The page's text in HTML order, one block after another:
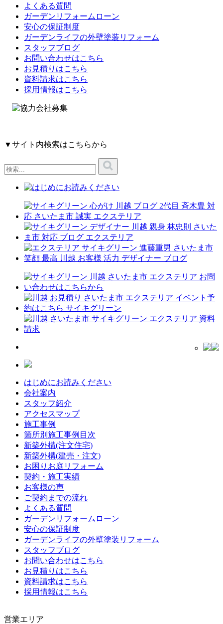
よくある質問
ガーデンリフォームローン
安心の保証制度
ガーデンライフの外壁塗装リフォーム
スタッフブログ
お問い合わせはこちら
お見積りはこちら
資料請求はこちら
採用情報はこちら
▼サイト内検索はこちらから
はじめにお読みください
会社案内
スタッフ紹介
アクセスマップ
施工事例
箇所別施工事例目次
新築外構(注文住宅)
新築外構(建売・注文)
お困りお庭リフォーム
契約・施工実績
お客様の声
ご契約までの流れ
よくある質問
ガーデンリフォームローン
安心の保証制度
ガーデンライフの外壁塗装リフォーム
スタッフブログ
お問い合わせはこちら
お見積りはこちら
資料請求はこちら
採用情報はこちら
営業エリア